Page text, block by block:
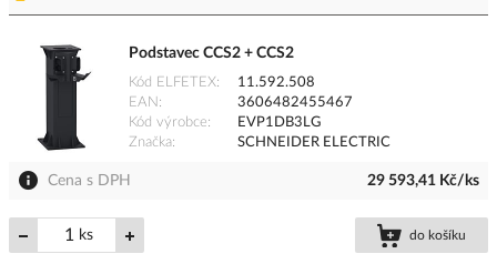
Podstavec CCS2 + CCS2
Kód ELFETEX
11.592.508
EAN
3606482455467
Kód výrobce
EVP1DB3LG
Značka
SCHNEIDER ELECTRIC
Cena s DPH 29 593,41 Kč/ks
ks do košíku